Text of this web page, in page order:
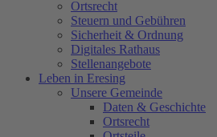
Ortsrecht
Steuern und Gebühren
Sicherheit & Ordnung
Digitales Rathaus
Stellenangebote
Leben in Eresing
Unsere Gemeinde
Daten & Geschichte
Ortsrecht